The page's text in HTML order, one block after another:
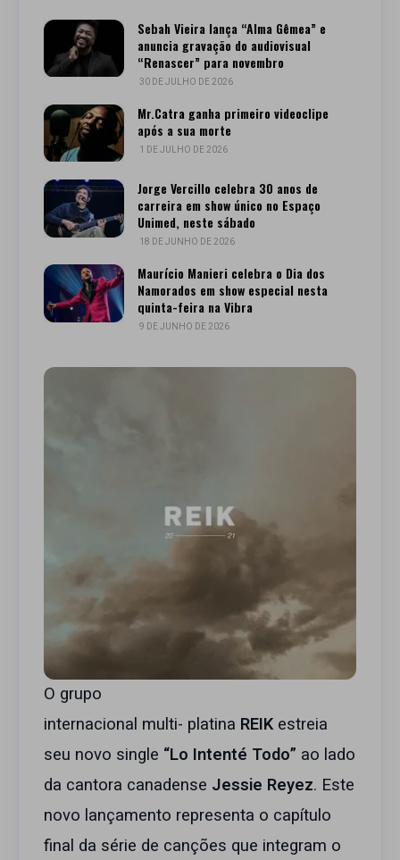
Sebah Vieira lança “Alma Gêmea” e
anuncia gravação do audiovisual
“Renascer” para novembro
30 DE JULHO DE 2026
Mr.Catra ganha primeiro videoclipe
após a sua morte
1 DE JULHO DE 2026
Jorge Vercillo celebra 30 anos de
carreira em show único no Espaço
Unimed, neste sábado
18 DE JUNHO DE 2026
Maurício Manieri celebra o Dia dos
Namorados em show especial nesta
quinta-feira na Vibra
9 DE JUNHO DE 2026
O grupo
internacional multi- platina REIK estreia
seu novo single “Lo Intenté Todo” ao lado
da cantora canadense Jessie Reyez. Este
novo lançamento representa o capítulo
final da série de canções que integram o